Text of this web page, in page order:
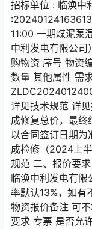
招标单位 : 临涣中
11:00 一期煤泥泵
中利发电有限公
购物资 序号 物资
数量 其他属性 需
详见技术规范 详
成修复总价，最终
以合同签订日期为
成检修（2024上
规范 二、报价要
临涣中利发电有
率默认13%，如有
物资报价备注 可
要求 专票 是否允